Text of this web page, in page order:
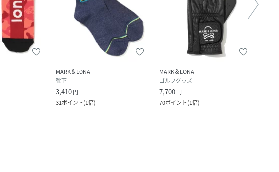
MARK＆LONA
靴下
3,410円
31ポイント(1倍)
MARK＆LONA
ゴルフグッズ
7,700円
70ポイント(1倍)